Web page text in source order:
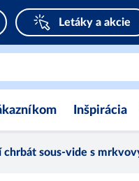
Letáky a akcie
Inšpirácia
chrbát sous-vide s